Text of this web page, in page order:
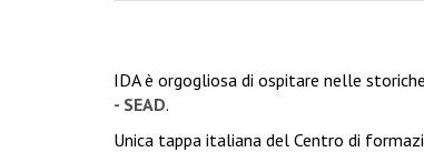
IDA è orgogliosa di ospitare nelle
- SEAD.
Unica tappa italiana del Centro di